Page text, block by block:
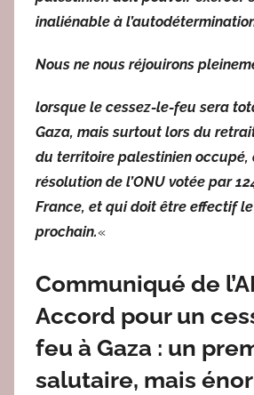
inaliénable à
Nous ne nous réjouirons
lorsque le cessez-le-feu sera
Gaza, mais surtout lors du
du territoire palestinien occupé,
résolution de l’ONU votée par
France, et qui doit être effectif
prochain.«
Communiqué de
Accord pour un
feu à Gaza : un
salutaire, mais